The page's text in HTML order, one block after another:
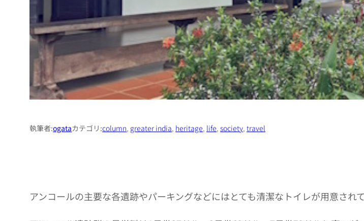
執筆者:ogataカテゴリ:column, greater india, heritage, life, society, travel
アンコールの主要な各遺跡やパーキングなどにはとても清潔なトイレが用意され